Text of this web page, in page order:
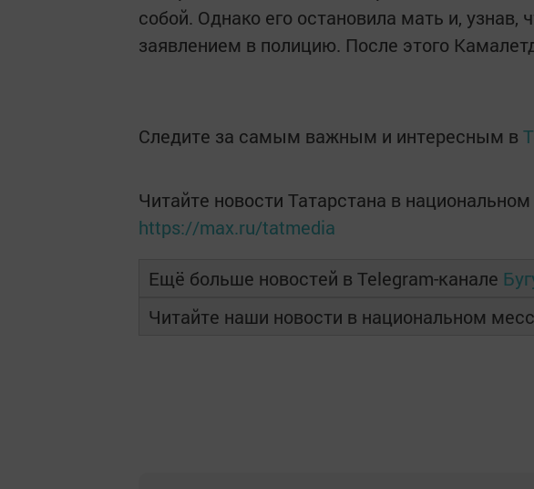
собой. Однако его остановила мать и, узнав,
заявлением в полицию. После этого
Следите за самым важным и интересным в
Читайте новости Татарстана в
https://max.ru/tatmedia
Ещё больше новостей в Telegram-канале
Читайте наши новости в национальном